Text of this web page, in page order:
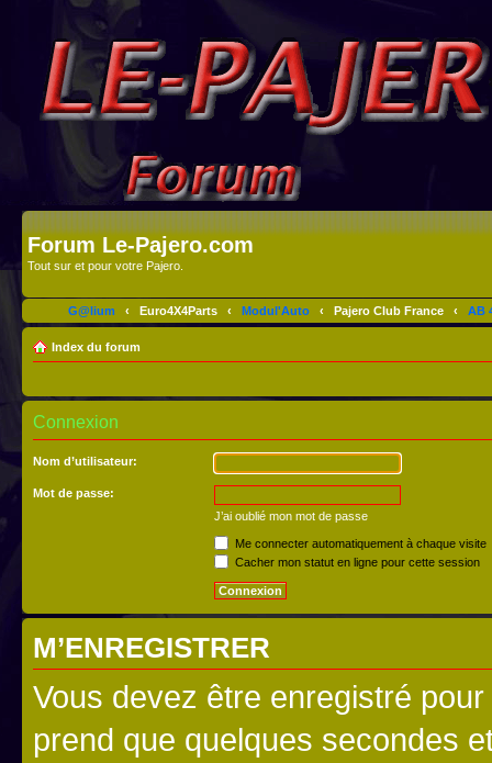
Forum Le-Pajero.com
Tout sur et pour votre Pajero.
G@lium ‹ Euro4X4Parts ‹ Modul'Auto ‹ Pajero Club France ‹ AB
Index du forum
Connexion
Nom d’utilisateur:
Mot de passe:
J’ai oublié mon mot de passe
Me connecter automatiquement à chaque visite
Cacher mon statut en ligne pour cette session
M’ENREGISTRER
Vous devez être enregistré
prend que quelques secondes